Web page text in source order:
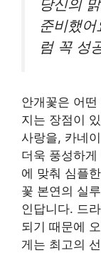
당신의
준비했
럼 꼭 성
안개꽃은 어
지는 장점이
사랑을, 카네
더욱 풍성하
에 맞춰 심플
꽃 본연의 실
인답니다. 드
되기 때문에
게는 최고의